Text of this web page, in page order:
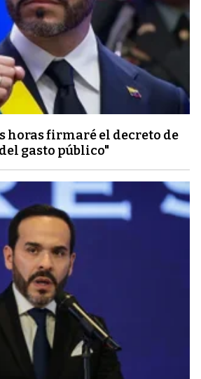
horas firmaré el decreto de
gasto público"